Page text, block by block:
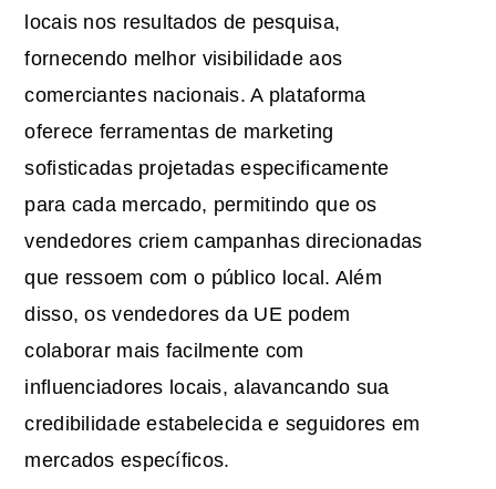
locais nos resultados de pesquisa,
fornecendo melhor visibilidade aos
comerciantes nacionais. A plataforma
oferece ferramentas de marketing
sofisticadas projetadas especificamente
para cada mercado, permitindo que os
vendedores criem campanhas direcionadas
que ressoem com o público local. Além
disso, os vendedores da UE podem
colaborar mais facilmente com
influenciadores locais, alavancando sua
credibilidade estabelecida e seguidores em
mercados específicos.